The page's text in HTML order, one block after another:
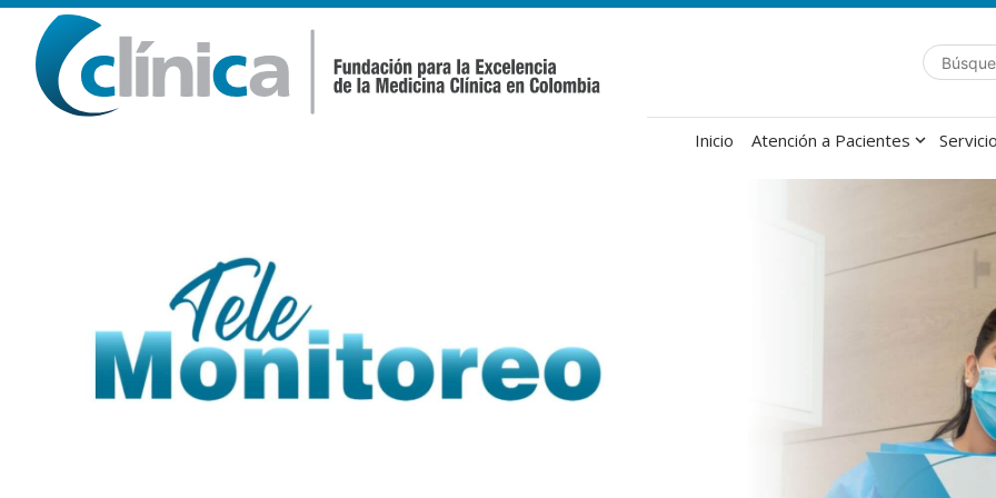
Inicio Atención a Pacientes expand_more